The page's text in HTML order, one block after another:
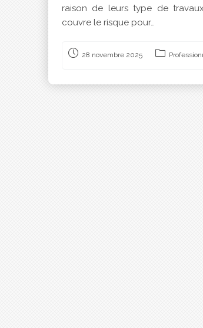
raison de leurs type de
couvre le risque pour…
28 novembre 2025